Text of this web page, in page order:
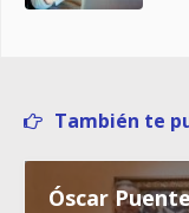
También te
Óscar